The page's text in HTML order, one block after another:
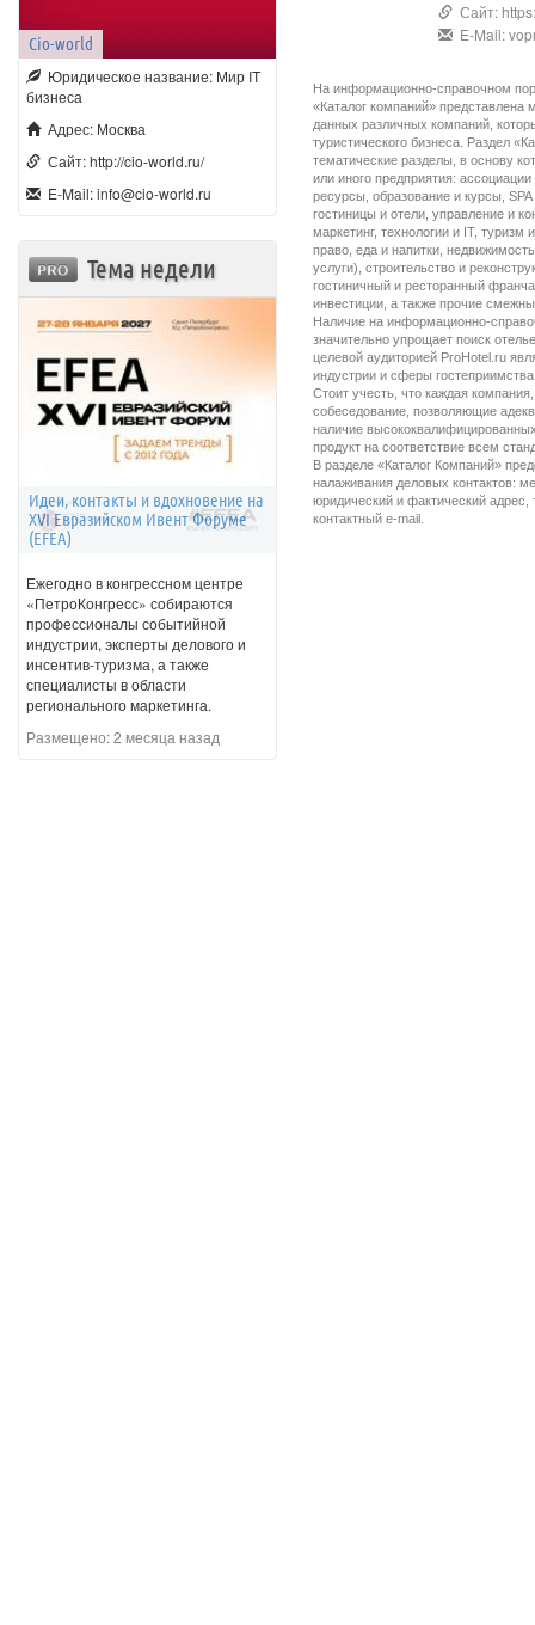
Cio-world
Юридическое название: Мир IT
бизнеса
Адрес: Москва
Сайт: http://cio-world.ru/
E-Mail: info@cio-world.ru
Тема недели
Идеи, контакты и вдохновение на
XVI Евразийском Ивент Форуме
(EFEA)
Ежегодно в конгрессном центре
«ПетроКонгресс» собираются
профессионалы событийной
индустрии, эксперты делового и
инсентив-туризма, а также
специалисты в области
регионального маркетинга.
Размещено:2 месяца назад
Сайт:
E-Mail:
На информационно-справочном
«Каталог компаний» представлена
данных различных компаний,
туристического бизнеса. Раздел
тематические разделы, в основу
или иного предприятия:
ресурсы, образование и курсы,
гостиницы и отели, управление и
маркетинг, технологии и IT,
право, еда и напитки,
услуги), строительство и
гостиничный и ресторанный
инвестиции, а также прочие
Наличие на информационно-
значительно упрощает поиск
целевой аудиторией ProHotel.ru
индустрии и сферы
Стоит учесть, что каждая
собеседование, позволяющие
наличие
продукт на соответствие всем
В разделе «Каталог Компаний»
налаживания деловых контактов:
юридический и фактический
контактный e-mail.